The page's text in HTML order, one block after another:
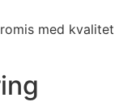
med kvalitet